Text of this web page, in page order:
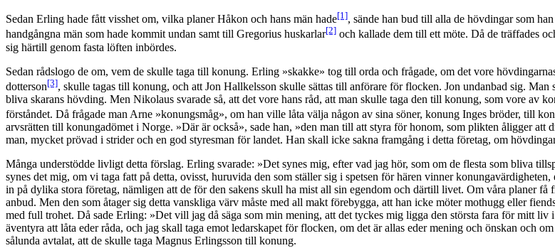
Sedan Erling hade fått visshet om, vilka planer Håkon och hans män hade[1], sände han bud till alla de hövdingar som
handgångna män som hade kommit undan samt till Gregorius huskarlar[2] och kallade dem till ett möte. Då de träffades
sig härtill genom fasta löften inbördes.
Sedan rådslogo de om, vem de skulle taga till konung. Erling »skakke» tog till orda och frågade, om det vore
dotterson[3], skulle tagas till konung, och att Jon Hallkelsson skulle sättas till anförare för flocken. Jon undanbad sig.
bliva skarans hövding. Men Nikolaus svarade så, att det vore hans råd, att man skulle taga den till konung, som vore av
förståndet. Då frågade man Arne »konungsmåg», om han ville låta välja någon av sina söner, konung Inges bröder, till
arvsrätten till konungadömet i Norge. »Där är också», sade han, »den man till att styra för honom, som plikten åligger
man, mycket prövad i strider och en god styresman för landet. Han skall icke sakna framgång i detta företag, om
Många understödde livligt detta förslag. Erling svarade: »Det synes mig, efter vad jag hör, som om de flesta som bliva
synes det mig, om vi taga fatt på detta, ovisst, huruvida den som ställer sig i spetsen för hären vinner
in på dylika stora företag, nämligen att de för den sakens skull ha mist all sin egendom och därtill livet. Om våra planer få
anbud. Men den som åtager sig detta vanskliga värv måste med all makt förebygga, att han icke möter mothugg eller
med full trohet. Då sade Erling: »Det vill jag då säga som min mening, att det tyckes mig ligga den största fara för mitt
äventyra att låta eder råda, och jag skall taga emot ledarskapet för flocken, om det är allas eder mening och önskan och
sålunda avtalat, att de skulle taga Magnus Erlingsson till konung.